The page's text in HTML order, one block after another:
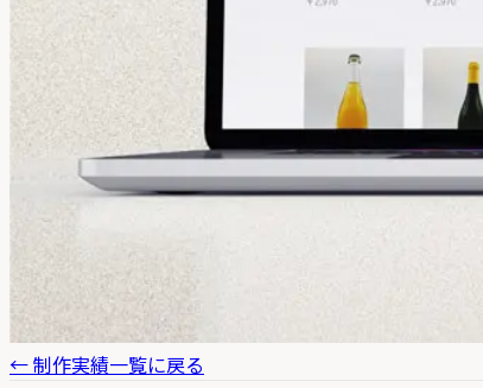
← 制作実績一覧に戻る